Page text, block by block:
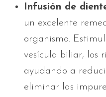
Infusión de
un excelente
organismo.
vesícula biliar, los
ayudando a
eliminar las